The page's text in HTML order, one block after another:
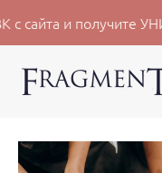
с сайта и получите